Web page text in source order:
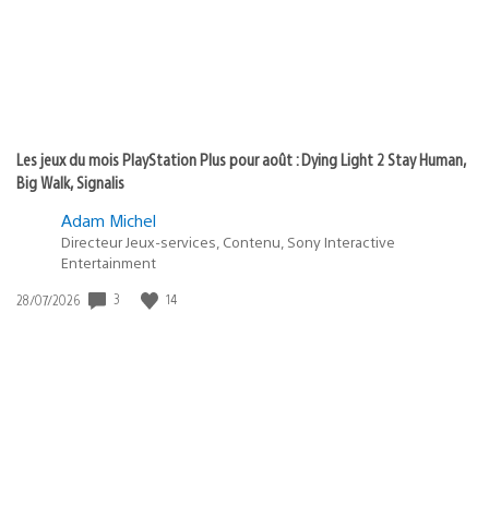
Les jeux du mois PlayStation Plus pour août : Dying Light 2 Stay Human,
Big Walk, Signalis
Adam Michel
Directeur Jeux-services, Contenu, Sony Interactive
Entertainment
Date
28/07/2026 3 14